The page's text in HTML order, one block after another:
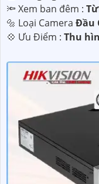
🔦 Xem ban đêm :
🔩 Loại Camera Đầu
️💠 Ưu Điểm : Thu